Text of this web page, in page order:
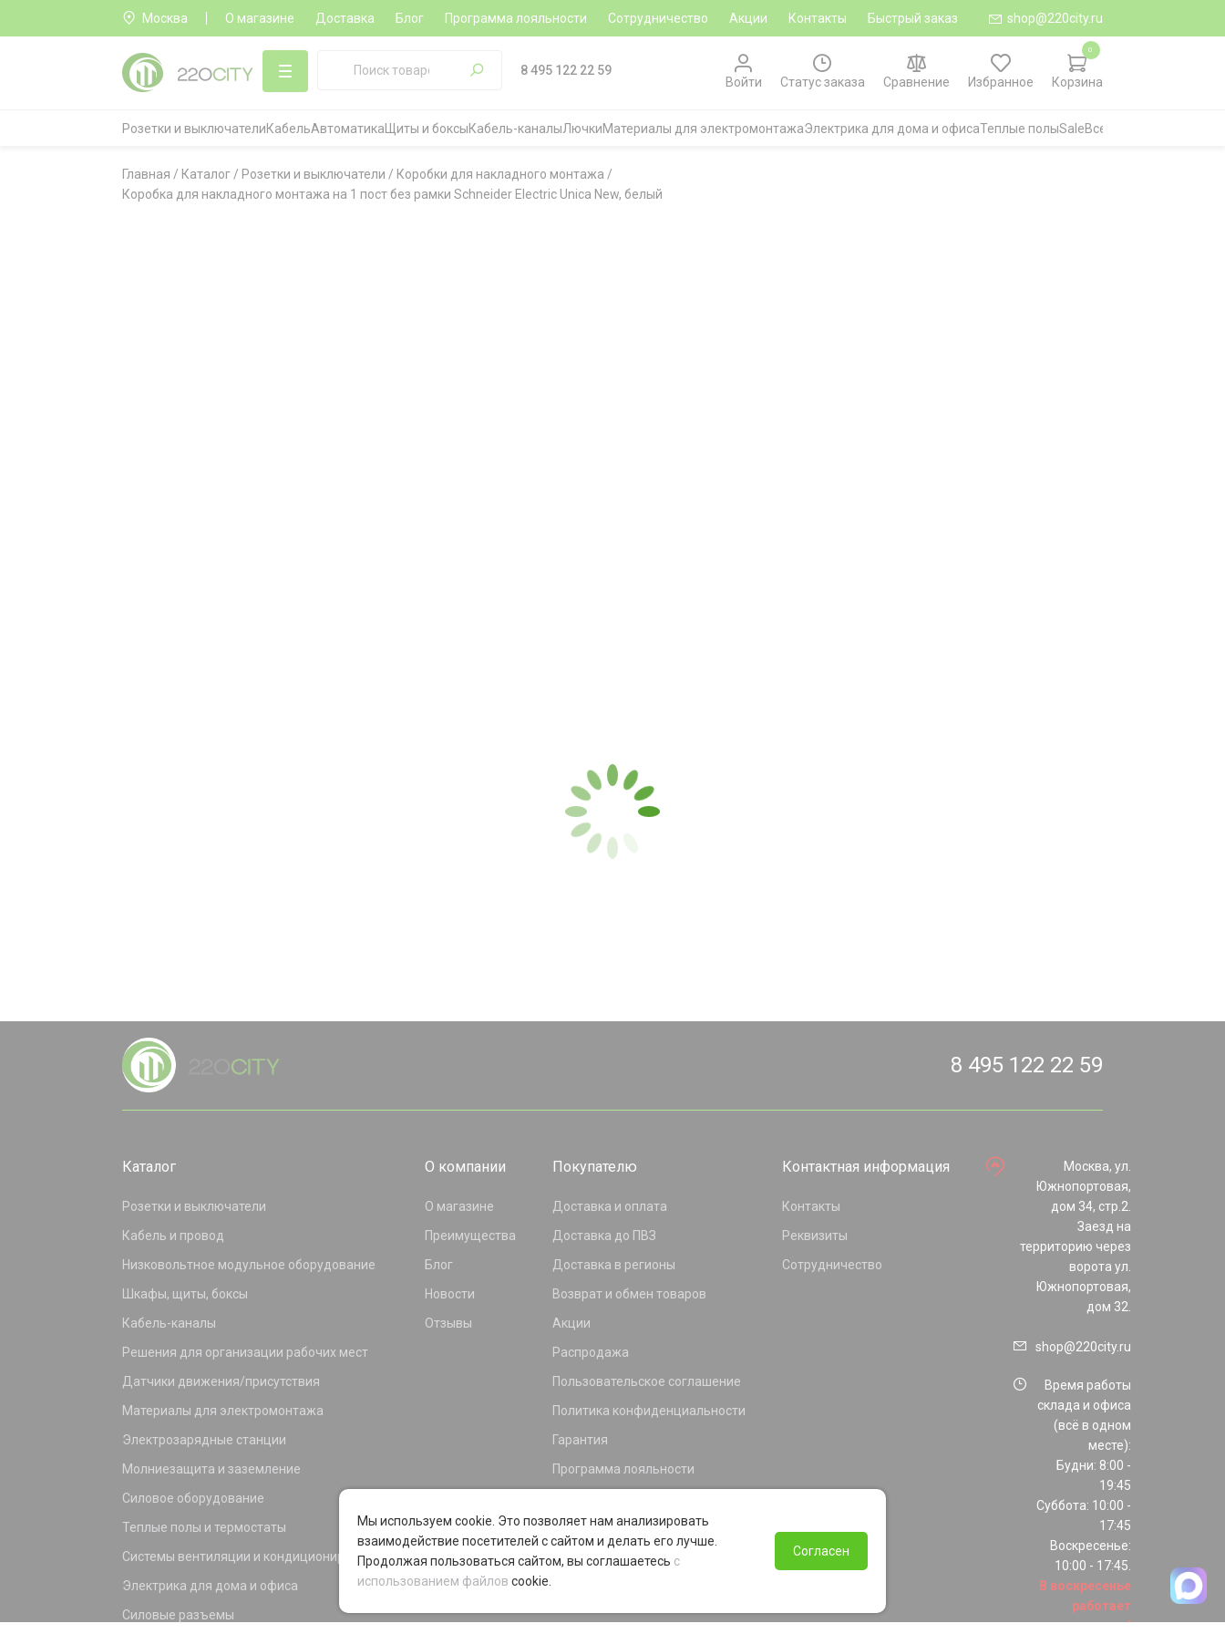
Москва О магазине Доставка Блог Программа лояльности Сотрудничество Акции Контакты Быстрый заказ shop@220city.ru
8 495 122 22 59
Войти
Статус заказа Сравнение Избранное Корзина
0
Розетки и выключателиКабельАвтоматика Щиты и боксыКабель-каналыЛючкиМатериалы для электромонтажаЭлектрика для дома и офисаТеплые полыSaleВсе категории
Главная / Каталог / Розетки и выключатели / Коробки для накладного монтажа /
Коробка для накладного монтажа на 1 пост без рамки Schneider Electric Unica New, белый
8 495 122 22 59
Каталог
Розетки и выключатели
Кабель и провод
Низковольтное модульное оборудование
Шкафы, щиты, боксы
Кабель-каналы
Решения для организации рабочих мест
Датчики движения/присутствия
Материалы для электромонтажа
Электрозарядные станции
Молниезащита и заземление
Силовое оборудование
Теплые полы и термостаты
Системы вентиляции и кондиционирования
Электрика для дома и офиса
Силовые разъемы
О компании
О магазине
Преимущества
Блог
Новости
Отзывы
Покупателю
Доставка и оплата
Доставка до ПВЗ
Доставка в регионы
Возврат и обмен товаров
Акции
Распродажа
Пользовательское соглашение
Политика конфиденциальности
Гарантия
Программа лояльности
Контактная информация
Контакты
Реквизиты
Сотрудничество
Москва, ул.
Южнопортовая,
дом 34, стр.2.
Заезд на
территорию через
ворота ул.
Южнопортовая,
дом 32.
shop@220city.ru
Время работы
склада и офиса
(всё в одном
месте):
Будни: 8:00 -
19:45
Суббота: 10:00 -
17:45
Воскресенье:
10:00 - 17:45.
В воскресенье
работает
только шоурум!
Мы используем cookie. Это позволяет нам анализировать
взаимодействие посетителей с сайтом и делать его лучше.
Продолжая пользоваться сайтом, вы соглашаетесь с
использованием файлов cookie.
Согласен